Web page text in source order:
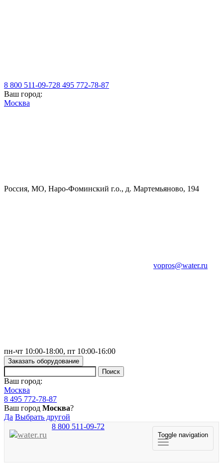
8 800 511-09-728 495 772-78-87
Ваш город:
Москва
Россия, МO, Наро-Фоминский г.о., д. Мартемьяново, 194
vopros@water.ru
пн-чт 10:00-18:00, пт 10:00-16:00
Заказать оборудование
Ваш город:
Москва
8 495 772-78-87
Ваш город Москва?
Да Выбрать другой
Toggle navigation
8 800 511-09-72